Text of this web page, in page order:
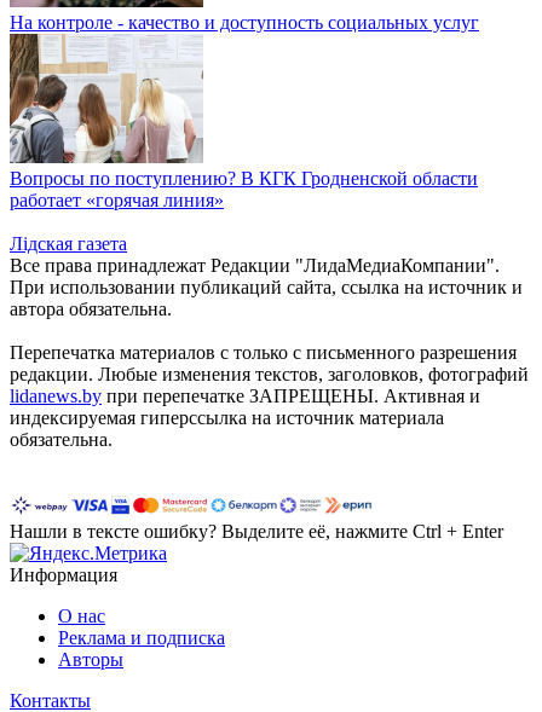
На контроле - качество и доступность социальных услуг
Вопросы по поступлению? В КГК Гродненской области
работает «горячая линия»
Лiдская газета
Все права принадлежат Редакции "ЛидаМедиаКомпании".
При использовании публикаций сайта, ссылка на источник и
автора обязательна.
Перепечатка материалов c только с письменного разрешения
редакции. Любые изменения текстов, заголовков, фотографий
lidanews.by при перепечатке ЗАПРЕЩЕНЫ. Активная и
индексируемая гиперссылка на источник материала
обязательна.
Нашли в тексте ошибку? Выделите её, нажмите Ctrl + Enter
Информация
О нас
Реклама и подписка
Авторы
Контакты